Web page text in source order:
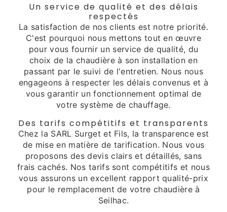
Un service de qualité et des délais
respectés
La satisfaction de nos clients est notre priorité.
C'est pourquoi nous mettons tout en œuvre
pour vous fournir un service de qualité, du
choix de la chaudière à son installation en
passant par le suivi de l'entretien. Nous nous
engageons à respecter les délais convenus et à
vous garantir un fonctionnement optimal de
votre système de chauffage.
Des tarifs compétitifs et transparents
Chez la SARL Surget et Fils, la transparence est
de mise en matière de tarification. Nous vous
proposons des devis clairs et détaillés, sans
frais cachés. Nos tarifs sont compétitifs et nous
vous assurons un excellent rapport qualité-prix
pour le remplacement de votre chaudière à
Seilhac.